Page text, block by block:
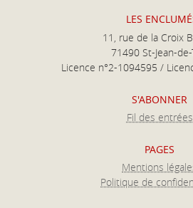
LES
11, rue de la Croix
71490 St-Jean-de-
Licence n°2-1094595 /
S'ABONNER
Fil des entrées
PAGES
Mentions
Politique de